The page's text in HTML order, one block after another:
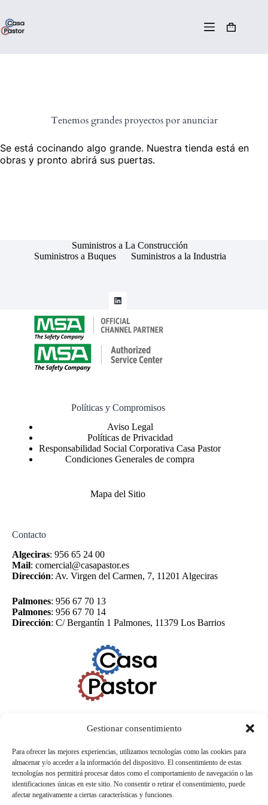
Gestionar consentimiento
Para ofrecer las mejores experiencias, utilizamos tecnologías como las cookies para
almacenar y/o acceder a la información del dispositivo. El consentimiento de estas
tecnologías nos permitirá procesar datos como el comportamiento de navegación o las
identificaciones únicas en este sitio. No consentir o retirar el consentimiento, puede
afectar negativamente a ciertas características y funciones.
Tenemos grandes proyectos por anunciar
Se está cocinando algo grande. Nuestra tienda está en
obras y pronto abrirá sus puertas.
Suministros a La Construcción
Suministros a Buques
Suministros a la Industria
Políticas y Compromisos
Políticas de Privacidad
Responsabilidad Social Corporativa Casa Pastor
Condiciones Generales de compra
Mapa del Sitio
Contacto
Algeciras: 956 65 24 00
Mail: comercial@casapastor.es
Dirección: Av. Virgen del Carmen, 7, 11201 Algeciras
Palmones: 956 67 70 13
Palmones: 956 67 70 14
Dirección: C/ Bergantín 1 Palmones, 11379 Los Barrios